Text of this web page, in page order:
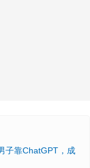
子靠ChatGPT，成